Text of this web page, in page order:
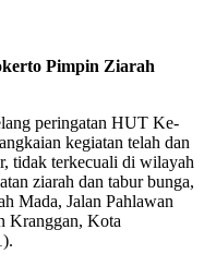
Pimpin Ziarah
peringatan HUT Ke-
kegiatan telah dan
tidak terkecuali di wilayah
ziarah dan tabur bunga,
Mada, Jalan Pahlawan
Kranggan, Kota